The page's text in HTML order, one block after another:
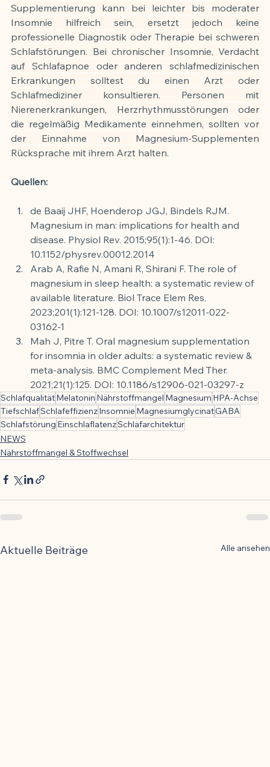
Supplementierung kann bei leichter bis moderater
Insomnie hilfreich sein, ersetzt jedoch keine
professionelle Diagnostik oder Therapie bei schweren
Schlafstörungen. Bei chronischer Insomnie, Verdacht
auf Schlafapnoe oder anderen schlafmedizinischen
Erkrankungen solltest du einen Arzt oder
Schlafmediziner konsultieren. Personen mit
Nierenerkrankungen, Herzrhythmusstörungen oder
die regelmäßig Medikamente einnehmen, sollten vor
der Einnahme von Magnesium-Supplementen
Rücksprache mit ihrem Arzt halten.
Quellen:
de Baaij JHF, Hoenderop JGJ, Bindels RJM.
Magnesium in man: implications for health and
disease. Physiol Rev. 2015;95(1):1-46. DOI:
10.1152/physrev.00012.2014
Arab A, Rafie N, Amani R, Shirani F. The role of
magnesium in sleep health: a systematic review of
available literature. Biol Trace Elem Res.
2023;201(1):121-128. DOI: 10.1007/s12011-022-
03162-1
Mah J, Pitre T. Oral magnesium supplementation
for insomnia in older adults: a systematic review &
meta-analysis. BMC Complement Med Ther.
2021;21(1):125. DOI: 10.1186/s12906-021-03297-z
SchlafqualitätMelatonin Nährstoffmangel Magnesium HPA-Achse
TiefschlafSchlafeffizienzInsomnie MagnesiumglycinatGABA
Schlafstörung EinschlaflatenzSchlafarchitektur
NEWS
Nährstoffmangel & Stoffwechsel
Aktuelle Beiträge Alle ansehen